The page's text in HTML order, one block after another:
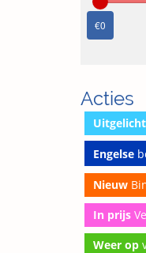
0
Acties
Uitgelicht
Engelse
Nieuw
In prijs
Weer op